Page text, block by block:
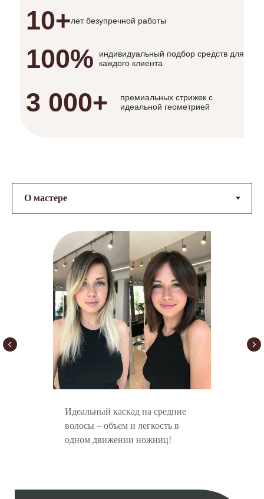
10+
3 000+
100%
лет безупречной работы
премиальных стрижек с
идеальной геометрией
индивидуальный подбор средств для
каждого клиента
Идеальный каскад на средние
волосы – объем и легкость в
одном движении ножниц!